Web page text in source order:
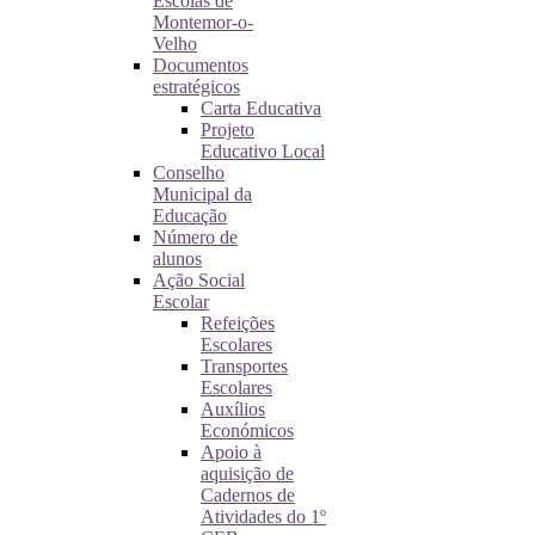
Montemor-o-
Velho
Documentos
estratégicos
Carta Educativa
Projeto
Educativo Local
Conselho
Municipal da
Educação
Número de
alunos
Ação Social
Escolar
Refeições
Escolares
Transportes
Escolares
Auxílios
Económicos
Apoio à
aquisição de
Cadernos de
Atividades do 1º